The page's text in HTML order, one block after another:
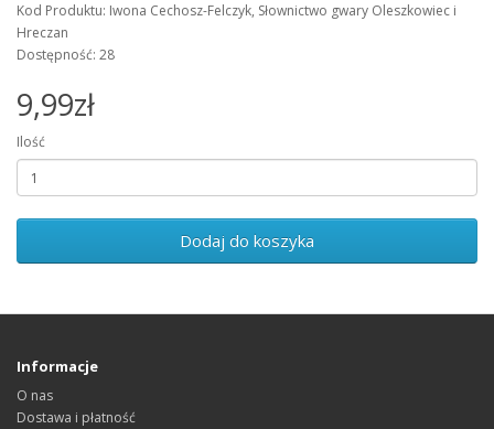
Kod Produktu: Iwona Cechosz-Felczyk, Słownictwo gwary Oleszkowiec i
Hreczan
Dostępność: 28
9,99zł
Ilość
Dodaj do koszyka
Informacje
O nas
Dostawa i płatność